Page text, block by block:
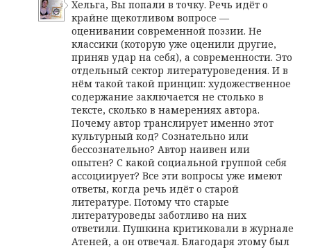
Хельга, Вы попали в точку. Речь идёт о
крайне щекотливом вопросе —
оценивании современной поэзии. Не
классики (которую уже оценили другие,
приняв удар на себя), а современности. Это
отдельный сектор литературоведения. И в
нём такой такой принцип: художественное
содержание заключается не столько в
тексте, сколько в намерениях автора.
Почему автор транслирует именно этот
культурный код? Сознательно или
бессознательно? Автор наивен или
опытен? С какой социальной группой себя
ассоциирует? Все эти вопросы уже имеют
ответы, когда речь идёт о старой
литературе. Потому что старые
литературоведы заботливо на них
ответили. Пушкина критиковали в журнале
Атеней, а он отвечал. Благодаря этому был